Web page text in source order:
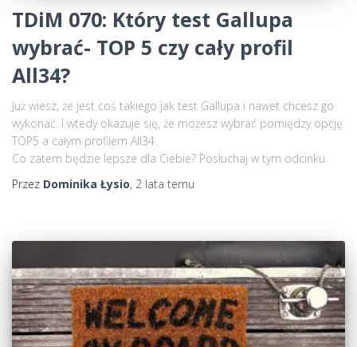
TDiM 070: Który test Gallupa
wybrać- TOP 5 czy cały profil
All34?
Już wiesz, że jest coś takiego jak test Gallupa i nawet chcesz go
wykonać. I wtedy okazuje się, że możesz wybrać pomiędzy opcję
TOP5 a całym profilem All34.
Co zatem będzie lepsze dla Ciebie? Posłuchaj w tym odcinku.
Przez Dominika Łysio, 2 lata temu